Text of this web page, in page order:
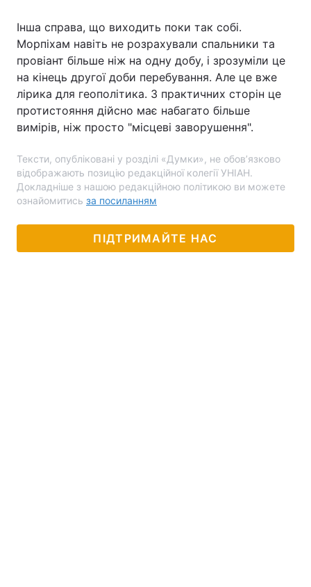
Інша справа, що виходить поки так собі.
Морпіхам навіть не розрахували спальники та
провіант більше ніж на одну добу, і зрозуміли це
на кінець другої доби перебування. Але це вже
лірика для геополітика. З практичних сторін це
протистояння дійсно має набагато більше
вимірів, ніж просто "місцеві заворушення".
Тексти, опубліковані у розділі «Думки», не обов’язково
відображають позицію редакційної колегії УНІАН.
Докладніше з нашою редакційною політикою ви можете
ознайомитись за посиланням
ПІДТРИМАЙТЕ НАС